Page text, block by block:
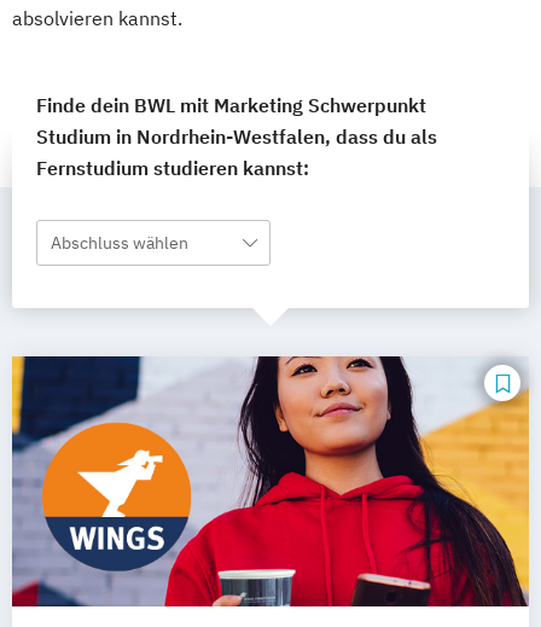
absolvieren kannst.
Finde dein BWL mit Marketing Schwerpunkt
Studium in Nordrhein-Westfalen, dass du als
Fernstudium studieren kannst:
Abschluss wählen